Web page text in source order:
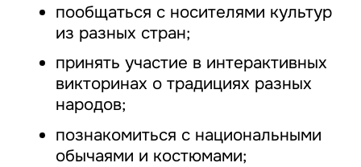
пообщаться с носителями культур
из разных стран;
принять участие в интерактивных
викторинах о традициях разных
народов;
познакомиться с национальными
обычаями и костюмами;